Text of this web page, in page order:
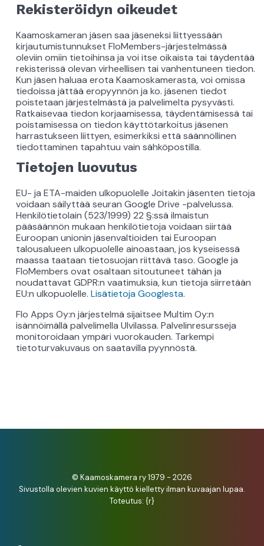
Rekisteröidyn oikeudet
Kaamoskameran jäsen saa jäseneksi liittyessään
kirjautumistunnukset FloMembers-järjestelmässä
oleviin omiin tietoihinsa ja voi itse oikaista tai täydentää
rekisterissä olevan virheellisen tai vanhentuneen tiedon.
Kun jäsen haluaa erota Kaamoskamerasta, voi omissa
tiedoissa jättää eropyynnön ja ko. jäsenen tiedot
poistetaan järjestelmästä ja palvelimelta pysyvästi.
Ratkaisevaa tiedon korjaamisessa, täydentämisessä tai
poistamisessa on tiedon käyttötarkoitus jäsenen
harrastukseen liittyen, esimerkiksi että säännöllinen
tiedottaminen tapahtuu vain sähköpostilla.
Tietojen luovutus
EU- ja ETA-maiden ulkopuolelle Joitakin jäsenten tietoja
voidaan säilyttää seuran Google Drive -palvelussa.
Henkilötietolain (523/1999) 22 §:ssä ilmaistun
pääsäännön mukaan henkilötietoja voidaan siirtää
Euroopan unionin jäsenvaltioiden tai Euroopan
talousalueen ulkopuolelle ainoastaan, jos kyseisessä
maassa taataan tietosuojan riittävä taso. Google ja
FloMembers ovat osaltaan sitoutuneet tähän ja
noudattavat GDPR:n vaatimuksia, kun tietoja siirretään
EU:n ulkopuolelle. Lisätietoja Googlesta.
Flo Apps Oy:n järjestelmä sijaitsee Multim Oy:n
isännöimällä palvelimella Ulvilassa. Palvelinresursseja
monitoroidaan ympäri vuorokauden. Tarkempi
tietoturvakuvaus on saatavilla pyynnöstä.
© Kaamoskamera ry 1979 - 2026
Sivustolla olevien kuvien käyttö kielletty ilman kuvaajan lupaa.
Toteutus: {r}